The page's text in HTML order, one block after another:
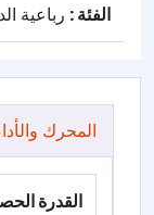
الفئة : رباعية
المحرك
القدرة